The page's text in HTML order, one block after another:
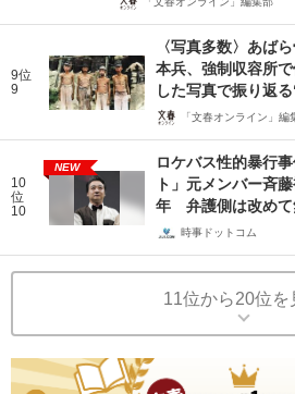
9位
9
〈写真多数〉あば
本兵、強制収容所
した写真で振り返
「文春オンライン」編
10
位
10
NEW
ロケバス性的暴行
ト」元メンバー斉
年 弁護側は改めて
時事ドットコム
11位から20位を